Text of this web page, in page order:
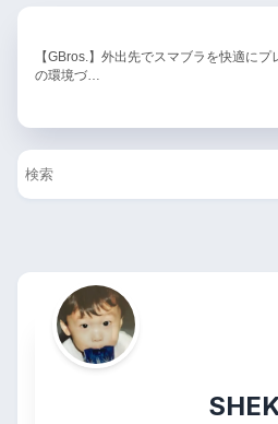
【GBros.】外出先でスマブラを快適にプ
の環境づ…